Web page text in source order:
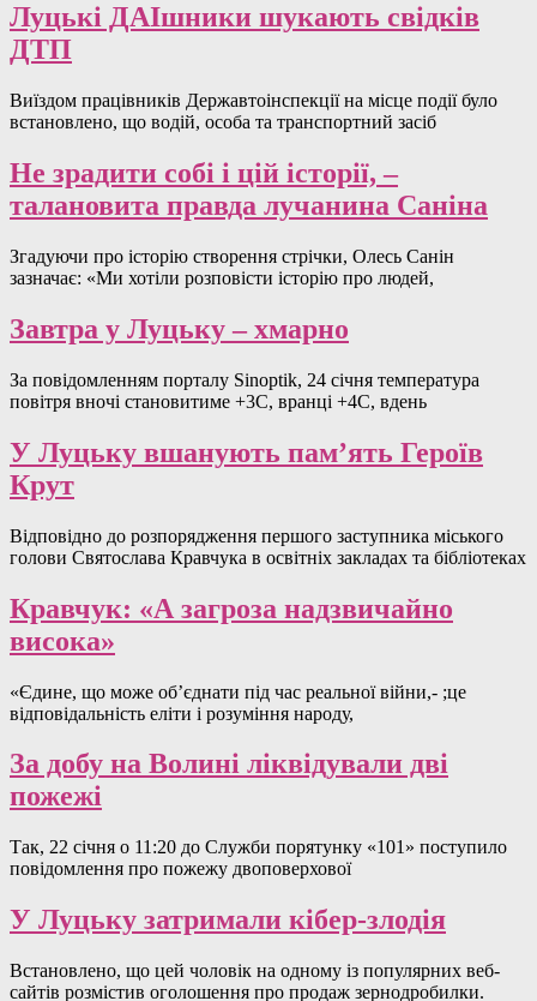
Луцькі ДАІшники шукають свідків
ДТП
Виїздом працівників Державтоінспекції на місце події було
встановлено, що водій, особа та транспортний засіб
Не зрадити собі і цій історії, –
талановита правда лучанина Саніна
Згадуючи про історію створення стрічки, Олесь Санін
зазначає: «Ми хотіли розповісти історію про людей,
Завтра у Луцьку – хмарно
За повідомленням порталу Sinoptik, 24 січня температура
повітря вночі становитиме +3С, вранці +4C, вдень
У Луцьку вшанують пам’ять Героїв
Крут
Відповідно до розпорядження першого заступника міського
голови Святослава Кравчука в освітніх закладах та бібліотеках
Кравчук: «А загроза надзвичайно
висока»
«Єдине, що може об’єднати під час реальної війни,- ;це
відповідальність еліти і розуміння народу,
За добу на Волині ліквідували дві
пожежі
Так, 22 січня о 11:20 до Служби порятунку «101» поступило
повідомлення про пожежу двоповерхової
У Луцьку затримали кібер-злодія
Встановлено, що цей чоловік на одному із популярних веб-
сайтів розмістив оголошення про продаж зернодробилки.